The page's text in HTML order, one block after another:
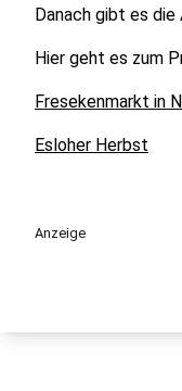
Danach gibt es
Hier geht es zum
Fresekenmarkt in
Esloher Herbst
Anzeige